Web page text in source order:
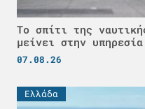
Το σπίτι της
μείνει στην
07.08.26
Ελλάδα